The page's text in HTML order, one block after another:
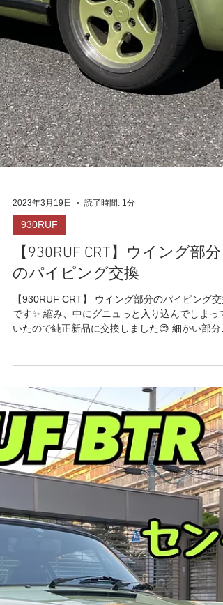
930RUF
【930RUF CRT】ウイング部分
のパイピング交換
【930RUF CRT】 ウイング部分のパイピング交
です✨ 縮み、中にグニュっと入り込んでしまって
いたので純正新品に交換しました😊 細かい部分
で綺麗になると引き締まりますよね🙌 ありがと
ございました‼️ 作業日:2023/2/26 R9レーシング
HP⬇︎...